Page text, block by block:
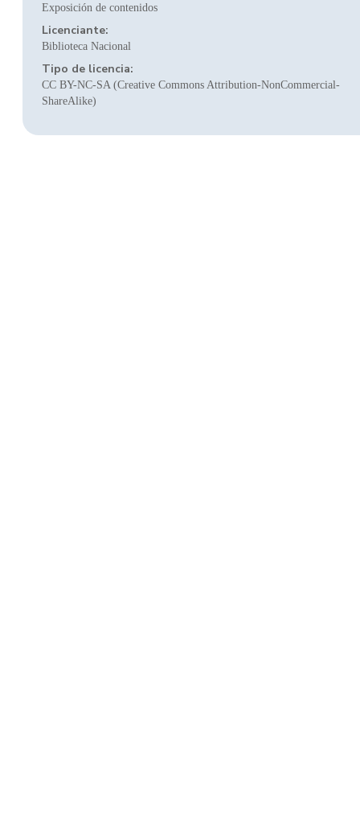
Exposición de contenidos
Licenciante:
Biblioteca Nacional
Tipo de licencia:
CC BY-NC-SA (Creative Commons Attribution-NonCommercial-
ShareAlike)